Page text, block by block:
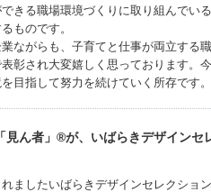
きる職場環境づくりに取り組んでい
ものです。
ながらも、子育てと仕事が両立する
彰され大変嬉しく思っております。
目指して努力を続けていく所存です。
見ん者」®が、いばらきデザインセ
ましたいばらきデザインセレクショ